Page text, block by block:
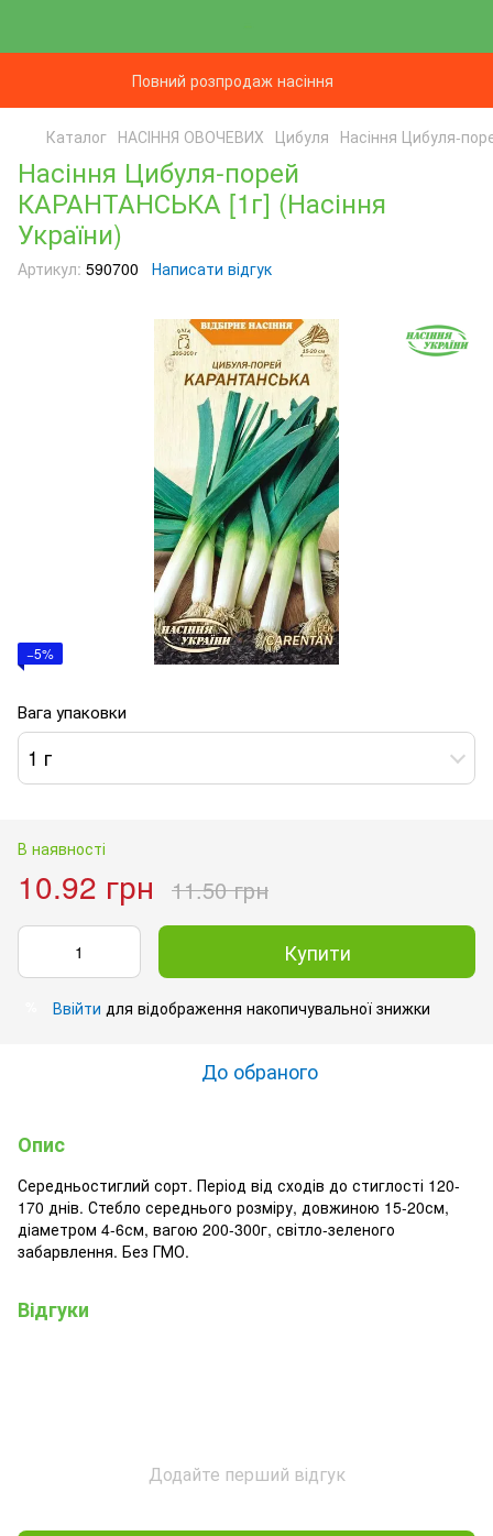
Повний розпродаж насіння
Каталог НАСІННЯ ОВОЧЕВИХ Цибуля Насіння Цибуля-
Насіння Цибуля-порей
КАРАНТАНСЬКА [1г] (Насіння
України)
Артикул: 590700 Написати відгук
−5%
Вага упаковки
1 г
В наявності
10.92 грн 11.50 грн
Купити
Ввійти для відображення накопичувальної знижки
До обраного
Опис
Середньостиглий сорт. Період від сходів до стиглості 120-
170 днів. Стебло середнього розміру, довжиною 15-20см,
діаметром 4-6см, вагою 200-300г, світло-зеленого
забарвлення. Без ГМО.
Відгуки
Додайте перший відгук